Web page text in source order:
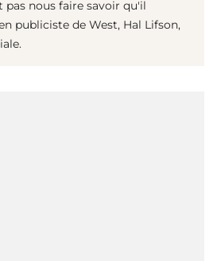
nous faire savoir qu'il
publiciste de West, Hal Lifson,